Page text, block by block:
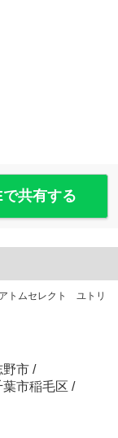
共有する
アトムセレクト ユトリ
野市 /
葉市稲毛区 /